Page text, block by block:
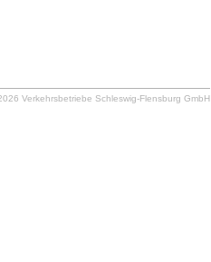
Verkehrsbetriebe Schleswig-Flensburg GmbH